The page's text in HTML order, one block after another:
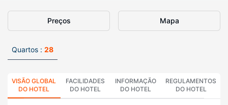
Preços Mapa
Quartos : 28
VISÃO GLOBAL
DO HOTEL
FACILIDADES
DO HOTEL
INFORMAÇÃO
DO HOTEL
REGULAMENTOS
DO HOTEL